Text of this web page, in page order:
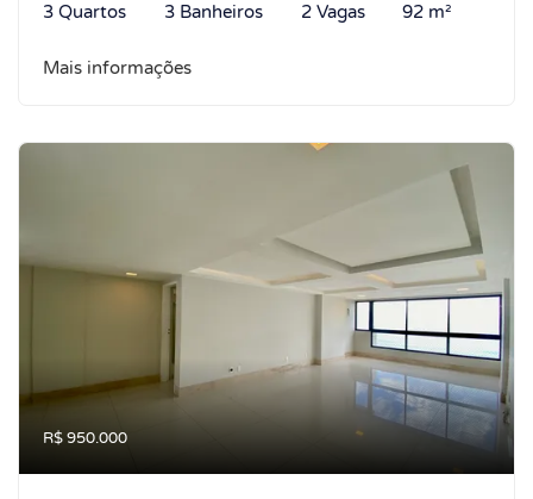
3 Quartos 3 Banheiros 2 Vagas 92 m²
Mais informações
R$ 950.000